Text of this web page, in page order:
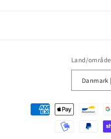
Land/område
Betalingsmetoder